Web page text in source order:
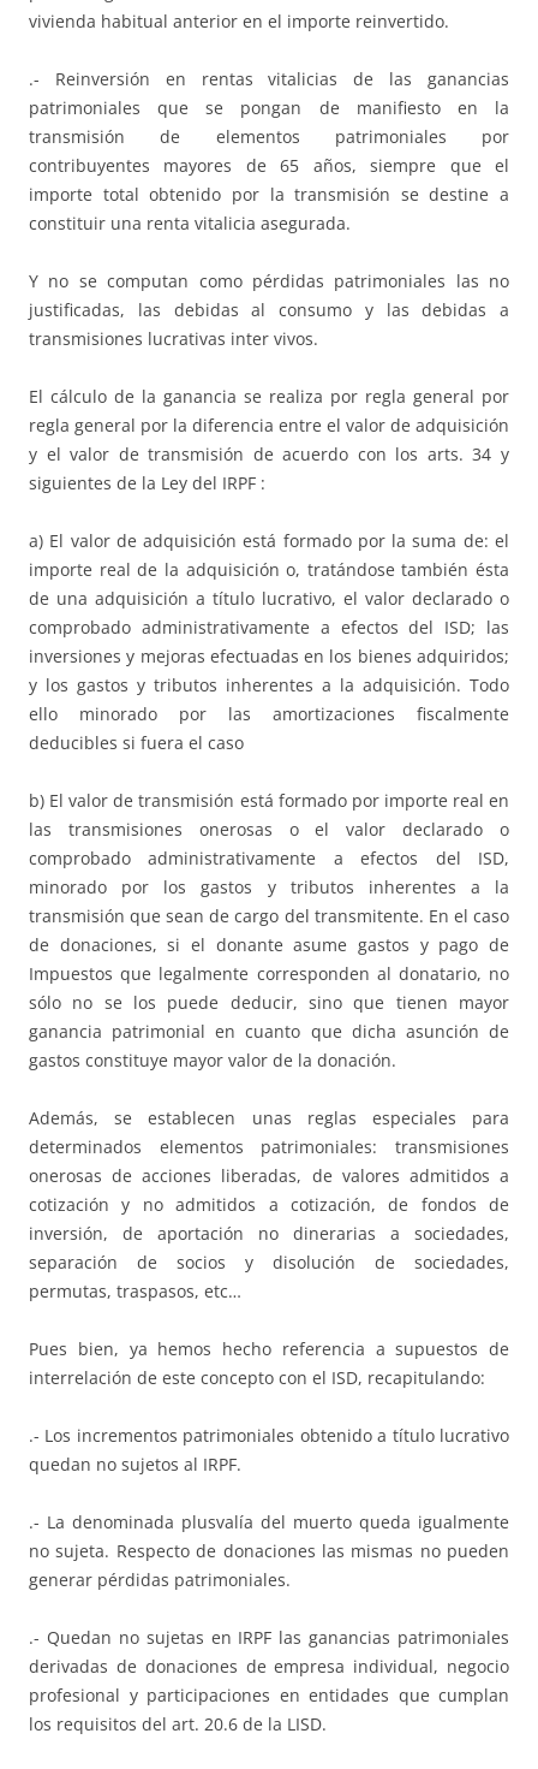
vivienda habitual anterior en el importe reinvertido.
.- Reinversión en rentas vitalicias de las ganancias
patrimoniales que se pongan de manifiesto en la
transmisión de elementos patrimoniales por
contribuyentes mayores de 65 años, siempre que el
importe total obtenido por la transmisión se destine a
constituir una renta vitalicia asegurada.
Y no se computan como pérdidas patrimoniales las no
justificadas, las debidas al consumo y las debidas a
transmisiones lucrativas inter vivos.
El cálculo de la ganancia se realiza por regla general por
regla general por la diferencia entre el valor de adquisición
y el valor de transmisión de acuerdo con los arts. 34 y
siguientes de la Ley del IRPF :
a) El valor de adquisición está formado por la suma de: el
importe real de la adquisición o, tratándose también ésta
de una adquisición a título lucrativo, el valor declarado o
comprobado administrativamente a efectos del ISD; las
inversiones y mejoras efectuadas en los bienes adquiridos;
y los gastos y tributos inherentes a la adquisición. Todo
ello minorado por las amortizaciones fiscalmente
deducibles si fuera el caso
b) El valor de transmisión está formado por importe real en
las transmisiones onerosas o el valor declarado o
comprobado administrativamente a efectos del ISD,
minorado por los gastos y tributos inherentes a la
transmisión que sean de cargo del transmitente. En el caso
de donaciones, si el donante asume gastos y pago de
Impuestos que legalmente corresponden al donatario, no
sólo no se los puede deducir, sino que tienen mayor
ganancia patrimonial en cuanto que dicha asunción de
gastos constituye mayor valor de la donación.
Además, se establecen unas reglas especiales para
determinados elementos patrimoniales: transmisiones
onerosas de acciones liberadas, de valores admitidos a
cotización y no admitidos a cotización, de fondos de
inversión, de aportación no dinerarias a sociedades,
separación de socios y disolución de sociedades,
permutas, traspasos, etc…
Pues bien, ya hemos hecho referencia a supuestos de
interrelación de este concepto con el ISD, recapitulando:
.- Los incrementos patrimoniales obtenido a título lucrativo
quedan no sujetos al IRPF.
.- La denominada plusvalía del muerto queda igualmente
no sujeta. Respecto de donaciones las mismas no pueden
generar pérdidas patrimoniales.
.- Quedan no sujetas en IRPF las ganancias patrimoniales
derivadas de donaciones de empresa individual, negocio
profesional y participaciones en entidades que cumplan
los requisitos del art. 20.6 de la LISD.